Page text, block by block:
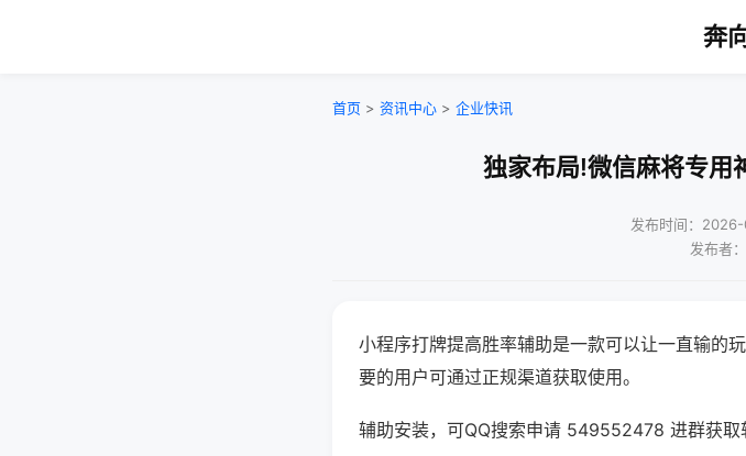
奔
首页 > 资讯中心 > 企业快讯
独家布局!微信麻将专用
发布时间：
发布者
小程序打牌提高胜率辅助是一款可以让一直输的
要的用户可通过正规渠道获取使用。
辅助安装，可QQ搜索申请 549552478 进群获取